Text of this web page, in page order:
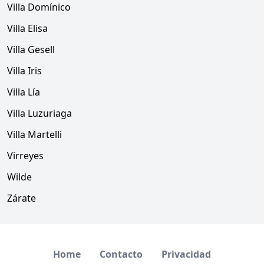
Villa Domínico
Villa Elisa
Villa Gesell
Villa Iris
Villa Lía
Villa Luzuriaga
Villa Martelli
Virreyes
Wilde
Zárate
Home Contacto Privacidad